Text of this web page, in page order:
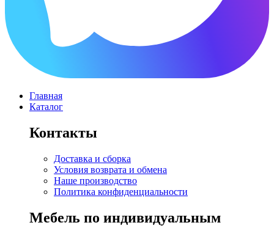
Главная
Каталог
Контакты
Доставка и сборка
Условия возврата и обмена
Наше производство
Политика конфиденциальности
Мебель по индивидуальным